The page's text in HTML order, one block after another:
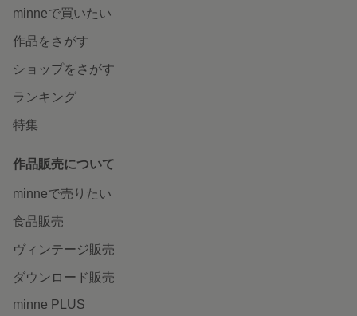
minneで買いたい
作品をさがす
ショップをさがす
ランキング
特集
作品販売について
minneで売りたい
食品販売
ヴィンテージ販売
ダウンロード販売
minne PLUS